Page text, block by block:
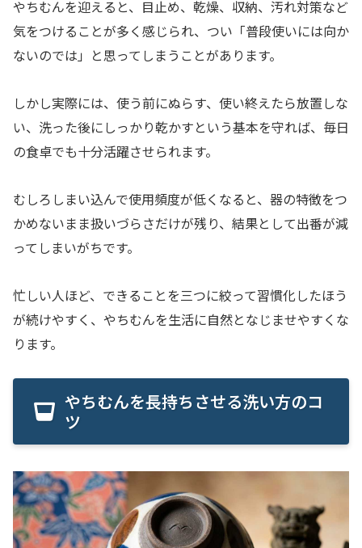
やちむんを迎えると、目止め、乾燥、収納、汚れ対策など
気をつけることが多く感じられ、つい「普段使いには向か
ないのでは」と思ってしまうことがあります。
しかし実際には、使う前にぬらす、使い終えたら放置しな
い、洗った後にしっかり乾かすという基本を守れば、毎日
の食卓でも十分活躍させられます。
むしろしまい込んで使用頻度が低くなると、器の特徴をつ
かめないまま扱いづらさだけが残り、結果として出番が減
ってしまいがちです。
忙しい人ほど、できることを三つに絞って習慣化したほう
が続けやすく、やちむんを生活に自然となじませやすくな
ります。
やちむんを長持ちさせる洗い方のコ
ツ